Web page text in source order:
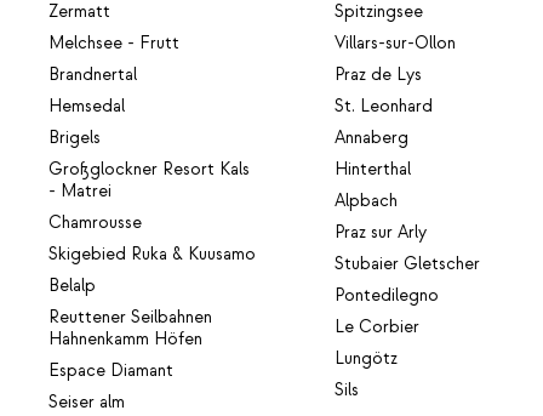
Zermatt
Melchsee - Frutt
Brandnertal
Hemsedal
Brigels
Großglockner Resort Kals
- Matrei
Chamrousse
Skigebied Ruka & Kuusamo
Belalp
Reuttener Seilbahnen
Hahnenkamm Höfen
Espace Diamant
Seiser alm
Spitzingsee
Villars-sur-Ollon
Praz de Lys
St. Leonhard
Annaberg
Hinterthal
Alpbach
Praz sur Arly
Stubaier Gletscher
Pontedilegno
Le Corbier
Lungötz
Sils